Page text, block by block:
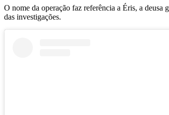
O nome da operação faz referência a Éris, a
das investigações.